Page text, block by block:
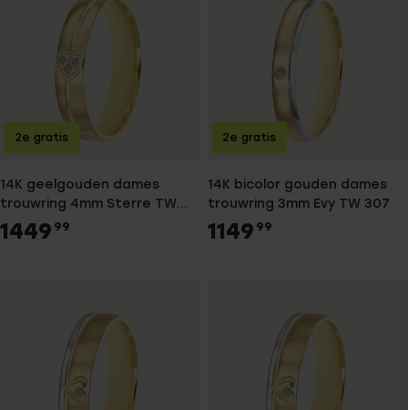
14K geelgouden dames
trouwring 4mm Sterre TW
457
1449 99
2e gratis
14K bicolor gouden dames
trouwring 3mm Evy TW 307
1149 99
2e gratis